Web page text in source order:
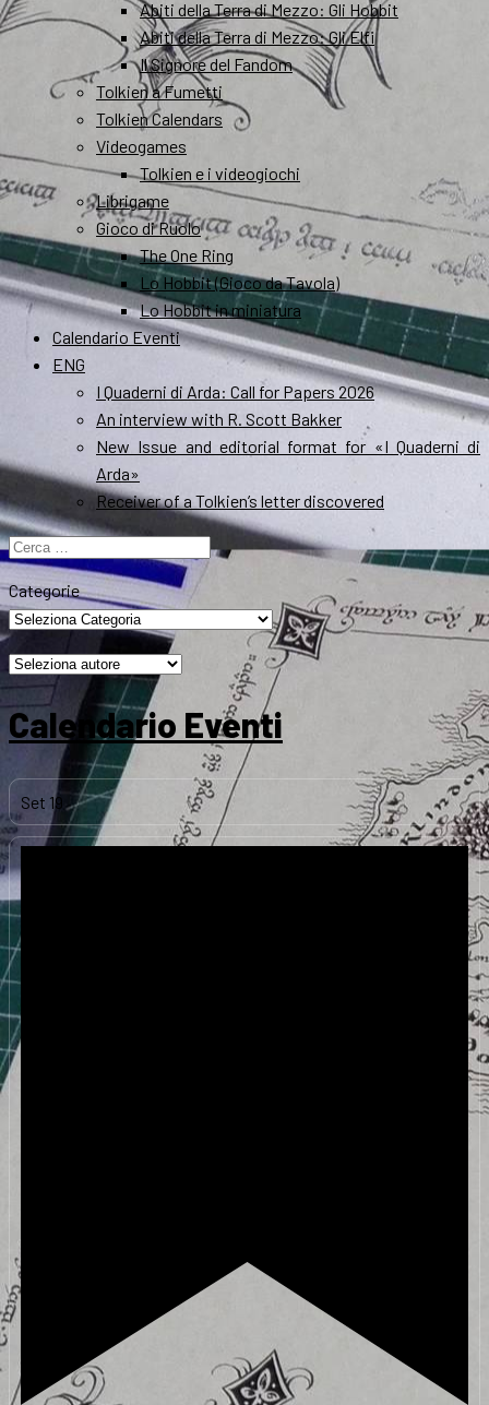
Abiti della Terra di Mezzo: Gli Hobbit
Abiti della Terra di Mezzo: Gli Elfi
Il Signore del Fandom
Tolkien a Fumetti
Tolkien Calendars
Videogames
Tolkien e i videogiochi
Librigame
Gioco di Ruolo
The One Ring
Lo Hobbit (Gioco da Tavola)
Lo Hobbit in miniatura
Calendario Eventi
ENG
I Quaderni di Arda: Call for Papers 2026
An interview with R. Scott Bakker
New Issue and editorial format for «I Quaderni di
Arda»
Receiver of a Tolkien’s letter discovered
Ricerca
per:
Categorie
Calendario Eventi
Set 19